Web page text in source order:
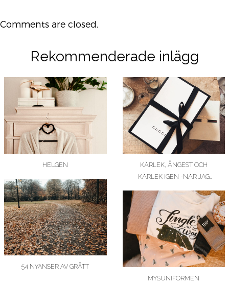
Comments are closed.
Rekommenderade inlägg
HELGEN
54 NYANSER AV GRÅTT
KÄRLEK, ÅNGEST OCH
KÄRLEK IGEN -NÄR JAG
MYSUNIFORMEN